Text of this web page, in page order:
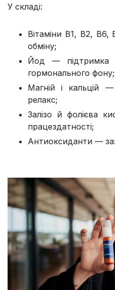
У складі:
Вітаміни B1, B2,
обміну;
Йод — підтримка
гормонального фону;
Магній і кальцій
релакс;
Залізо й фолієва
працездатності;
Антиоксиданти —